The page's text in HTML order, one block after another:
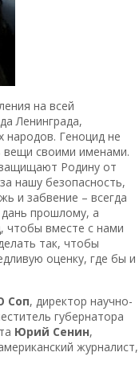
на всей
Ленинграда,
народов. Геноцид не
вещи своими именами.
Родину от
нашу безопасность,
и забвение – всегда
прошлому, а
чтобы вместе с нами
так, чтобы
оценку, где бы и
Соп, директор научно-
губернатора
Юрий Сенин,
журналист,